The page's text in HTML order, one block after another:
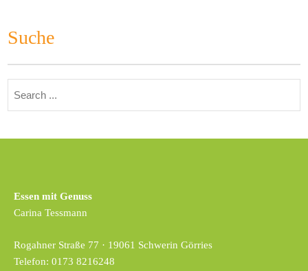
Suche
Essen mit Genuss
Essen mit Genuss
Carina Tessmann
Rogahner Straße 77 · 19061 Schwerin Görries
Telefon:0173 8216248